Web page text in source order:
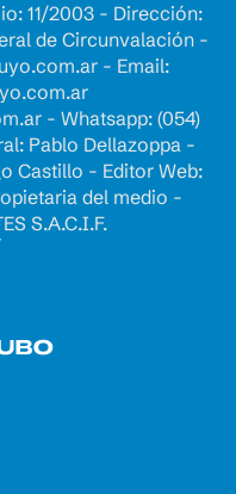
11/2003 - Dirección:
de Circunvalación -
- Email:
- Whatsapp: (054)
Pablo Dellazoppa -
Castillo - Editor Web:
del medio -
S.A.C.I.F.